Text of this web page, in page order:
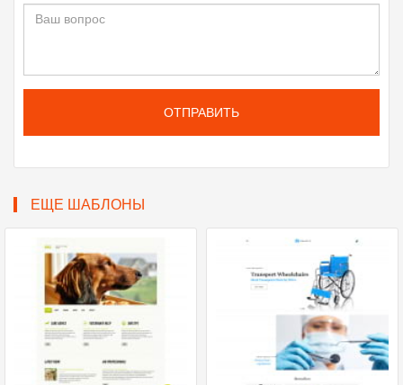
ОТПРАВИТЬ
ЕЩЕ ШАБЛОНЫ